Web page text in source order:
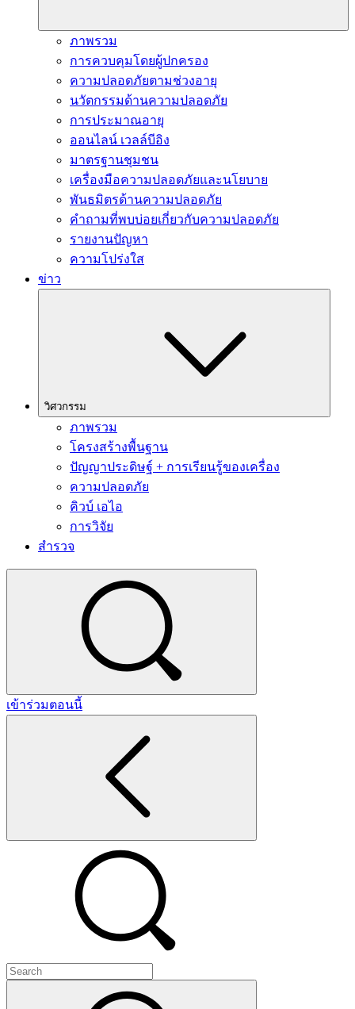
ภาพรวม
การควบคุมโดยผู้ปกครอง
ความปลอดภัยตามช่วงอายุ
นวัตกรรมด้านความปลอดภัย
การประมาณอายุ
ออนไลน์ เวลล์บีอิง
มาตรฐานชุมชน
เครื่องมือความปลอดภัยและนโยบาย
พันธมิตรด้านความปลอดภัย
คำถามที่พบบ่อยเกี่ยวกับความปลอดภัย
รายงานปัญหา
ความโปร่งใส
ข่าว
วิศวกรรม
ภาพรวม
โครงสร้างพื้นฐาน
ปัญญาประดิษฐ์ + การเรียนรู้ของเครื่อง
ความปลอดภัย
คิวบ์ เอไอ
การวิจัย
สำรวจ
เข้าร่วมตอนนี้